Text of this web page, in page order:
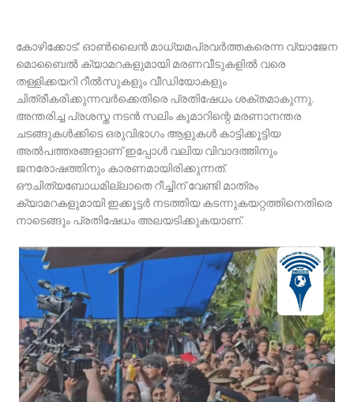
കോഴിക്കോട്: ഓൺലൈൻ മാധ്യമപ്രവർത്തകരെന്ന വ്യാജേന
മൊബൈൽ ക്യാമറകളുമായി മരണവീടുകളിൽ വരെ
തള്ളിക്കയറി റീൽസുകളും വീഡിയോകളും
ചിത്രീകരിക്കുന്നവർക്കെതിരെ പ്രതിഷേധം ശക്തമാകുന്നു.
അന്തരിച്ച പ്രശസ്ത നടൻ സലിം കുമാറിന്റെ മരണാനന്തര
ചടങ്ങുകൾക്കിടെ ഒരുവിഭാഗം ആളുകൾ കാട്ടിക്കൂട്ടിയ
അൽപത്തരങ്ങളാണ് ഇപ്പോൾ വലിയ വിവാദത്തിനും
ജനരോഷത്തിനും കാരണമായിരിക്കുന്നത്.
ഔചിത്യബോധമില്ലാതെ റീച്ചിന് വേണ്ടി മാത്രം
ക്യാമറകളുമായി ഇക്കൂട്ടർ നടത്തിയ കടന്നുകയറ്റത്തിനെതിരെ
നാടെങ്ങും പ്രതിഷേധം അലയടിക്കുകയാണ്.